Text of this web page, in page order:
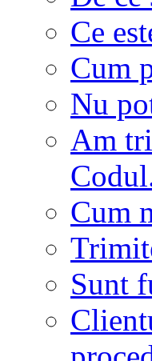
Ce
Cum
Nu
Am
Cum
Sunt